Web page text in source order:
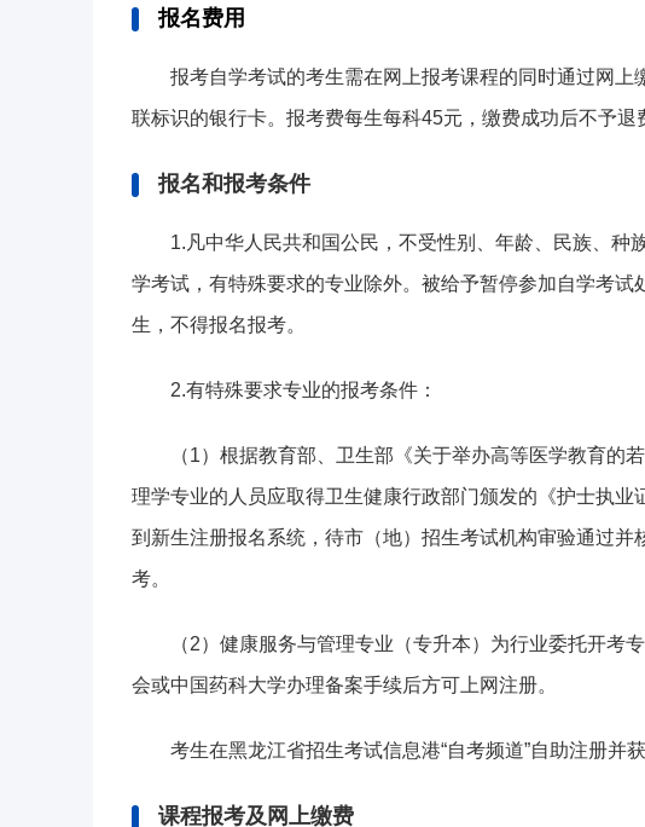
报名费用
报考自学考试的考生需在网上报考课程的同时通过网
联标识的银行卡。报考费每生每科45元，缴费成功后不予退
报名和报考条件
1.凡中华人民共和国公民，不受性别、年龄、民族、种
学考试，有特殊要求的专业除外。被给予暂停参加自学考
生，不得报名报考。
2.有特殊要求专业的报考条件：
（1）根据教育部、卫生部《关于举办高等医学教育的
理学专业的人员应取得卫生健康行政部门颁发的《护士执
到新生注册报名系统，待市（地）招生考试机构审验通过
考。
（2）健康服务与管理专业（专升本）为行业委托开考
会或中国药科大学办理备案手续后方可上网注册。
考生在黑龙江省招生考试信息港“自考频道”自助注册并
课程报考及网上缴费